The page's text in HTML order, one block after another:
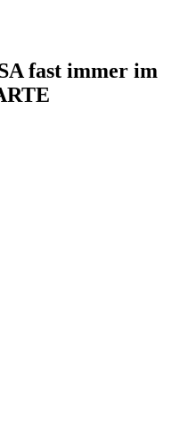
fast immer im